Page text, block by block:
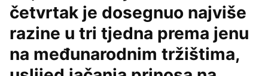
četvrtak je dosegnuo najviše
razine u tri tjedna prema jenu
na međunarodnim tržištima,